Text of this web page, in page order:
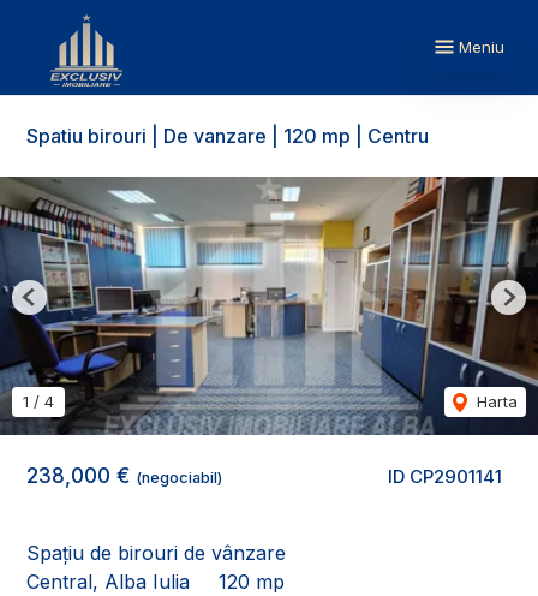
Meniu
Spatiu birouri | De vanzare | 120 mp | Centru
ID CP2901141
238,000 € (negociabil)
Spațiu de birouri de vânzare
Central, Alba Iulia
120 mp
1 / 4 Harta
Previous